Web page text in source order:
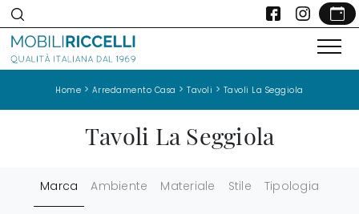
Home > Arredamento Casa >Tavoli > Tavoli La Seggiola
Tavoli La Seggiola
Marca Ambiente Materiale Stile Tipologia